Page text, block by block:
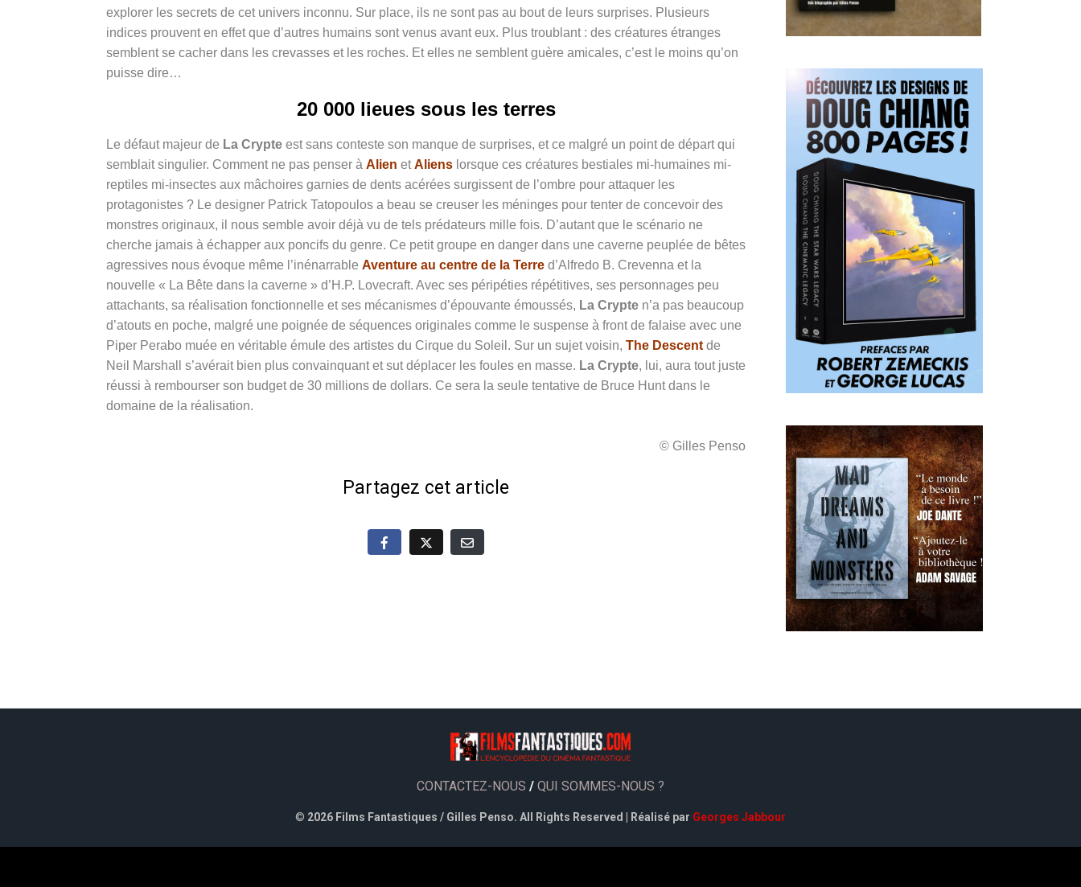
explorer les secrets de cet univers inconnu. Sur place, ils ne sont pas au bout de leurs surprises. Plusieurs
indices prouvent en effet que d’autres humains sont venus avant eux. Plus troublant : des créatures étranges
semblent se cacher dans les crevasses et les roches. Et elles ne semblent guère amicales, c’est le moins qu’on
puisse dire…
20 000 lieues sous les terres
Le défaut majeur de La Crypte est sans conteste son manque de surprises, et ce malgré un point de départ qui
semblait singulier. Comment ne pas penser à Alien etAliens lorsque ces créatures bestiales mi-humaines mi-
reptiles mi-insectes aux mâchoires garnies de dents acérées surgissent de l’ombre pour attaquer les
protagonistes ? Le designer Patrick Tatopoulos a beau se creuser les méninges pour tenter de concevoir des
monstres originaux, il nous semble avoir déjà vu de tels prédateurs mille fois. D’autant que le scénario ne
cherche jamais à échapper aux poncifs du genre. Ce petit groupe en danger dans une caverne peuplée de bêtes
agressives nous évoque même l’inénarrable Aventure au centre de la Terre d’Alfredo B. Crevenna et la
nouvelle « La Bête dans la caverne » d’H.P. Lovecraft. Avec ses péripéties répétitives, ses personnages peu
attachants, sa réalisation fonctionnelle et ses mécanismes d’épouvante émoussés, La Crypte n’a pas beaucoup
d’atouts en poche, malgré une poignée de séquences originales comme le suspense à front de falaise avec une
Piper Perabo muée en véritable émule des artistes du Cirque du Soleil. Sur un sujet voisin, The Descent de
Neil Marshall s’avérait bien plus convainquant et sut déplacer les foules en masse. La Crypte, lui, aura tout juste
réussi à rembourser son budget de 30 millions de dollars. Ce sera la seule tentative de Bruce Hunt dans le
domaine de la réalisation.
© Gilles Penso
Partagez cet article
CONTACTEZ-NOUS / QUI SOMMES-NOUS ?
© 2026 Films Fantastiques / Gilles Penso. All Rights Reserved | Réalisé par Georges Jabbour